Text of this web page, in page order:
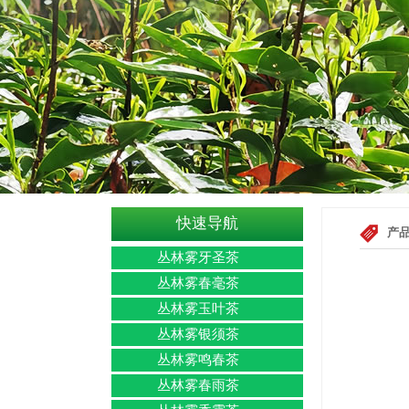
快速导航
丛林雾牙圣茶
丛林雾春毫茶
丛林雾玉叶茶
丛林雾银须茶
丛林雾鸣春茶
丛林雾春雨茶
产